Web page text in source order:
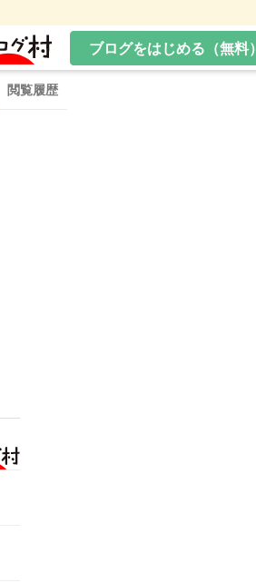
ブログをはじめる（無料）
閲覧履歴